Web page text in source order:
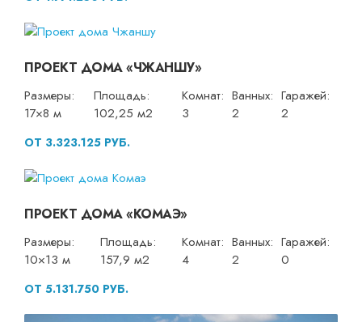
ПРОЕКТ ДОМА «ЧЖАНШУ»
Размеры:
17×8 м
Площадь:
102,25 м2
Комнат:
3
Ванных:
2
Гаражей:
2
ОТ 3.323.125 РУБ.
ПРОЕКТ ДОМА «КОМАЭ»
Размеры:
10×13 м
Площадь:
157,9 м2
Комнат:
4
Ванных:
2
Гаражей:
0
ОТ 5.131.750 РУБ.